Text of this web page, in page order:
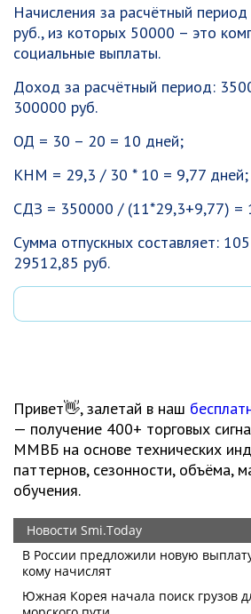
Начисления за расчётный
руб., из которых 50000 – это
социальные выплаты.
Доход за расчётный период:
300000 руб.
ОД = 30 – 20 = 10 дней;
КНМ = 29,3 / 30 * 10 = 9,77 дней;
СДЗ = 350000 / (11*29,3+9,77) =
Сумма отпускных составляет:
29512,85 руб.
Привет👋, залетай в наш
— получение 400+ торговых
ММВБ на основе технических
паттернов, сезонности, объёма,
обучения.